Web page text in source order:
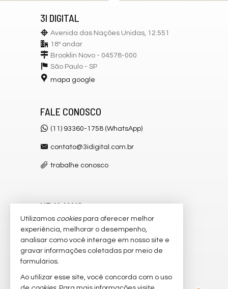
3I DIGITAL
Avenida das Nações Unidas, 12.551
18º andar
Brooklin Novo - 04578-000
São Paulo - SP
mapa google
FALE CONOSCO
(11) 93360-1758 (WhatsApp)
contato@3idigital.com.br
trabalhe conosco
VEJA MAIS
receba nosso newsletter
cadastre seu imóvel
imóveis favoritos
mapa de imóveis
Utilizamos cookiespara oferecer melhor
experiência, melhorar o desempenho,
analisar como você interage em nosso site e
gravar informações coletadas por meio de
formulários.
Ao utilizar esse site, você concorda com o uso